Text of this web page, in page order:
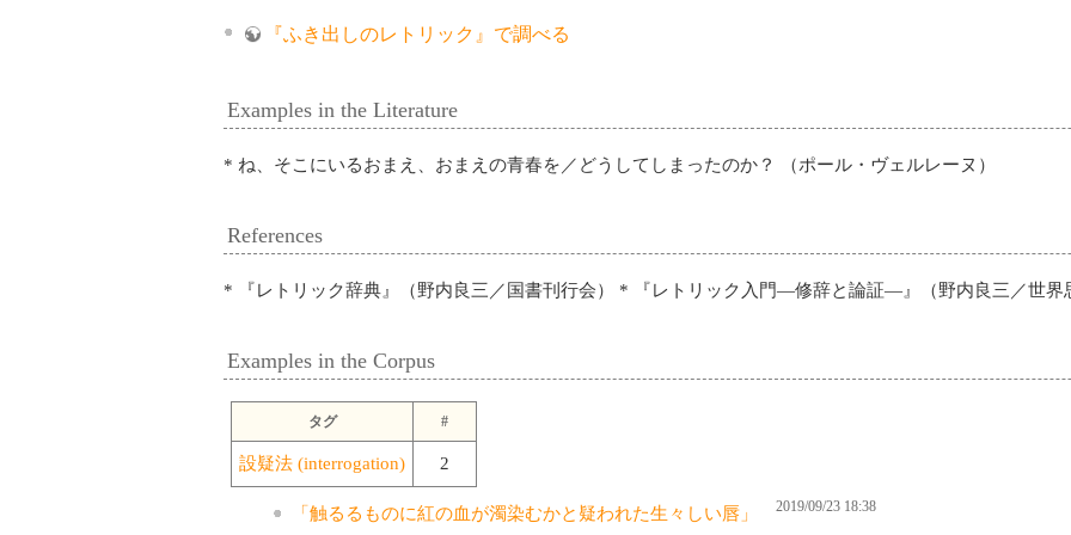
『ふき出しのレトリック』で調べる
Examples in the Literature
* ね、そこにいるおまえ、おまえの青春を／どうしてしまったのか？ （ポール・ヴェルレーヌ）
References
* 『レトリック辞典』（野内良三／国書刊行会） * 『レトリック入門―修辞と論証―』（野内良三／世界
Examples in the Corpus
タグ #
設疑法 (interrogation) 2
「触るるものに紅の血が濁染むかと疑われた生々しい唇」 2019/09/23 18:38